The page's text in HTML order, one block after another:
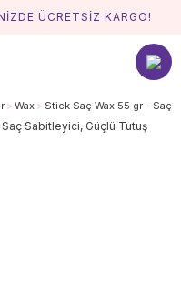
ÜCRETSİZ KARGO!
Wax Stick Saç Wax 55 gr - Saç